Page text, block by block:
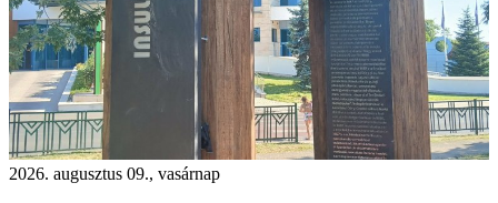
2026. augusztus 09., vasárnap